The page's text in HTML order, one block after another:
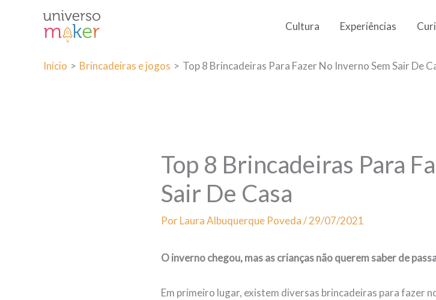
Cultura Experiências
Início Brincadeiras e jogos Top 8 Brincadeiras Para Fazer No Inverno Sem Sair De
Top 8 Brincadeiras Para
Sair De Casa
PorLaura Albuquerque Poveda/29/07/2021
O inverno chegou, mas as crianças não querem saber de
Em primeiro lugar, existem diversas brincadeiras para fazer